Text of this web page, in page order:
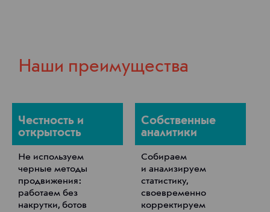
Наши преимущества
Честность и
открытость
Не используем
черные методы
продвижения:
работаем без
накрутки, ботов
Собственные
аналитики
Собираем
и анализируем
статистику,
своевременно
корректируем